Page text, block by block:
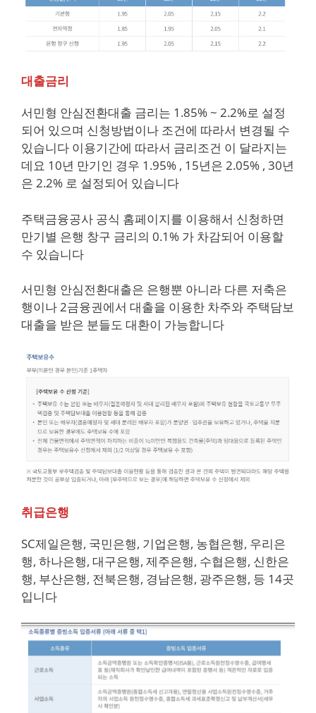
대출금리
서민형 안심전환대출 금리는 1.85% ~ 2.2%로 설정
되어 있으며 신청방법이나 조건에 따라서 변경될 수
있습니다 이용기간에 따라서 금리조건 이 달라지는
데요 10년 만기인 경우 1.95% , 15년은 2.05% , 30년
은 2.2% 로 설정되어 있습니다
주택금융공사 공식 홈페이지를 이용해서 신청하면
만기별 은행 창구 금리의 0.1% 가 차감되어 이용할
수 있습니다
서민형 안심전환대출은 은행뿐 아니라 다른 저축은
행이나 2금융권에서 대출을 이용한 차주와 주택담보
대출을 받은 분들도 대환이 가능합니다
취급은행
SC제일은행, 국민은행, 기업은행, 농협은행, 우리은
행, 하나은행, 대구은행, 제주은행, 수협은행, 신한은
행, 부산은행, 전북은행, 경남은행, 광주은행, 등 14곳
입니다